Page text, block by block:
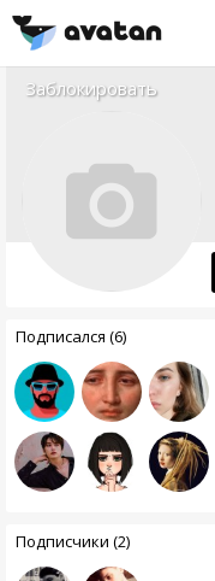
Заблокировать
Подписался (6)
Подписчики (2)